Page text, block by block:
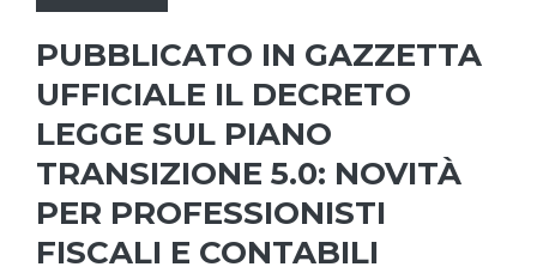
PUBBLICATO IN GAZZETTA
UFFICIALE IL DECRETO
LEGGE SUL PIANO
TRANSIZIONE 5.0: NOVITÀ
PER PROFESSIONISTI
FISCALI E CONTABILI